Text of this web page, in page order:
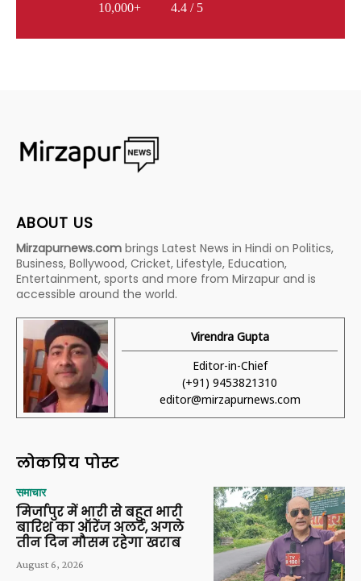
10,000+
4.4 / 5
ABOUT US
Mirzapurnews.com brings Latest News in Hindi on Politics,
Business, Bollywood, Cricket, Lifestyle, Education,
Entertainment, sports and more from Mirzapur and is
accessible around the world.
Virendra Gupta
Editor-in-Chief
(+91) 9453821310
editor@mirzapurnews.com
लोकप्रिय पोस्ट
समाचार
मिर्जापुर में भारी से बहुत भारी
बारिश का ऑरेंज अलर्ट, अगले
तीन दिन मौसम रहेगा खराब
August 6, 2026